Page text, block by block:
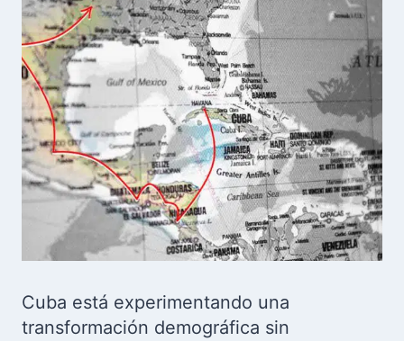
Cuba está experimentando una
transformación demográfica sin